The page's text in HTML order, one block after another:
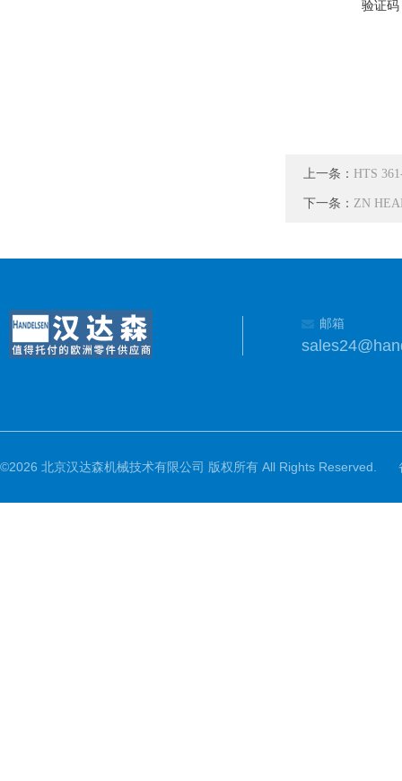
验证码
上一条： HTS
下一条： ZN
邮箱
©2026 北京汉达森机械技术有限公司 版权所有 All Rights Reserved.